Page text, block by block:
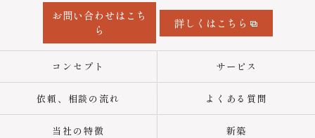
お問い合わせはこち
ら
詳しくはこちら
コンセプト サービス
依頼、相談の流れ よくある質問
当社の特徴 新築